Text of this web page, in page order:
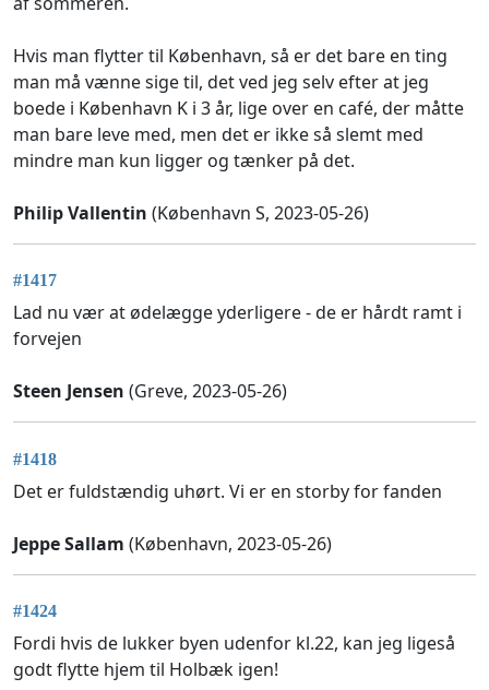
Hvis man flytter til København, så er det bare en ting
man må vænne sige til, det ved jeg selv efter at jeg
boede i København K i 3 år, lige over en café, der måtte
man bare leve med, men det er ikke så slemt med
mindre man kun ligger og tænker på det.
Philip Vallentin (København S, 2023-05-26)
#1417
Lad nu vær at ødelægge yderligere - de er hårdt ramt i
forvejen
Steen Jensen (Greve, 2023-05-26)
#1418
Det er fuldstændig uhørt. Vi er en storby for fanden
Jeppe Sallam (København, 2023-05-26)
#1424
Fordi hvis de lukker byen udenfor kl.22, kan jeg ligeså
godt flytte hjem til Holbæk igen!